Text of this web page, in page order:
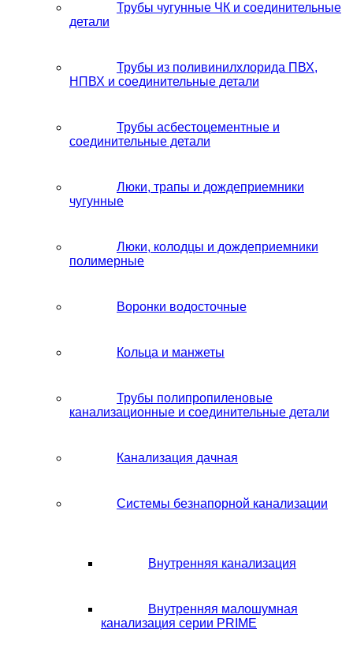
Трубы чугунные ЧК и соединительные
детали
Трубы из поливинилхлорида ПВХ,
НПВХ и соединительные детали
Трубы асбестоцементные и
соединительные детали
Люки, трапы и дождеприемники
чугунные
Люки, колодцы и дождеприемники
полимерные
Воронки водосточные
Кольца и манжеты
Трубы полипропиленовые
канализационные и соединительные детали
Канализация дачная
Системы безнапорной канализации
Внутренняя канализация
Внутренняя малошумная
канализация серии PRIME